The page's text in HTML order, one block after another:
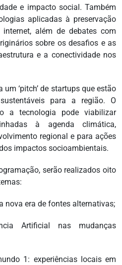
e impacto social. Também
aplicadas à preservação
além de debates com
sobre os desafios e as
e a conectividade nos
‘pitch’ de startups que estão
para a região. O
a tecnologia pode viabilizar
à agenda climática,
regional e para ações
impactos socioambientais.
serão realizados oito
nova era de fontes alternativas;
Artificial nas mudanças
1: experiências locais em